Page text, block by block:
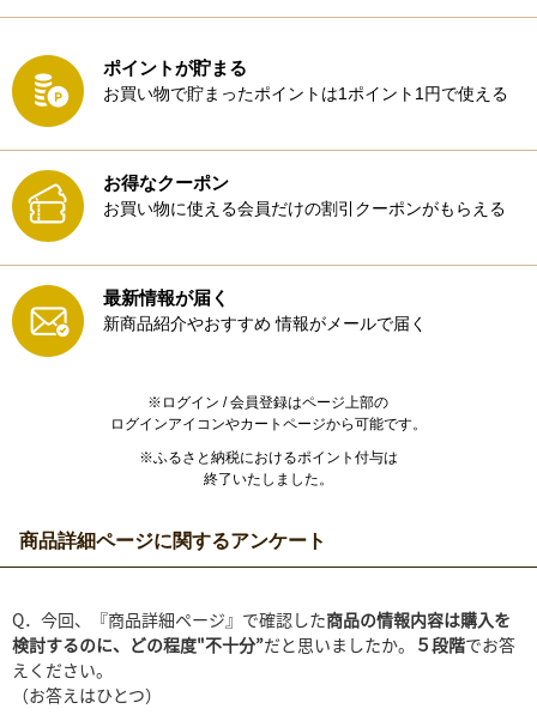
ポイントが貯まる
お買い物で貯まったポイントは1ポイント1円で使える
お得なクーポン
お買い物に使える会員だけの割引クーポンがもらえる
最新情報が届く
新商品紹介やおすすめ 情報がメールで届く
※ログイン / 会員登録はページ上部の
ログインアイコンやカートページから可能です。
※ふるさと納税におけるポイント付与は
終了いたしました。
商品詳細ページに関するアンケート